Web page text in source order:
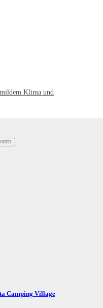
Klima und
Camping Village